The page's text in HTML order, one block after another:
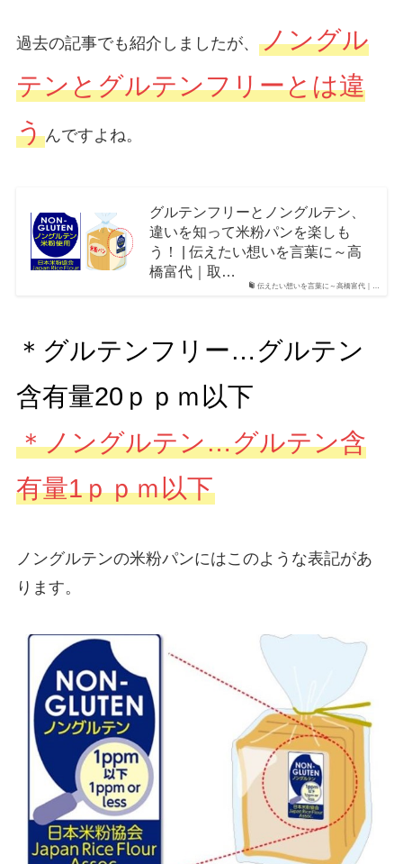
過去の記事でも紹介しましたが、 ノングル
テンとグルテンフリーとは違
うんですよね。
伝えたい想いを言葉に～高橋富代｜…
グルテンフリーとノングルテン、
違いを知って米粉パンを楽しも
う！ | 伝えたい想いを言葉に～高
橋富代｜取…
＊グルテンフリー…グルテン
含有量20ｐｐｍ以下
＊ノングルテン…グルテン含
有量1ｐｐｍ以下
ノングルテンの米粉パンにはこのような表記があ
ります。